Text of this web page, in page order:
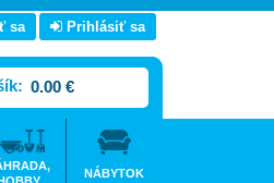
sa Prihlásiť sa
0.00 €
NÁBYTOK